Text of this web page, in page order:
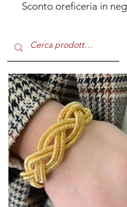
Sconto oreficeria in